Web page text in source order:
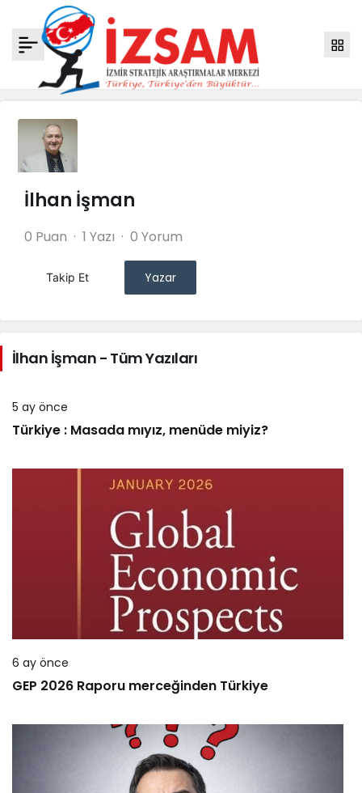
İlhan İşman
0 Puan 1 Yazı 0 Yorum
Takip Et Yazar
İlhan İşman - Tüm Yazıları
5 ay önce
Türkiye : Masada mıyız, menüde miyiz?
6 ay önce
GEP 2026 Raporu merceğinden Türkiye